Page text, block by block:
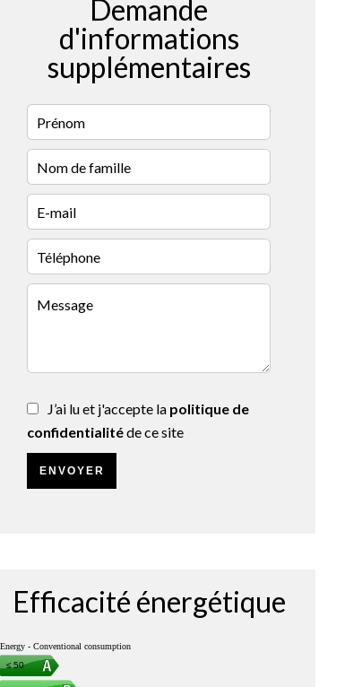
Demande
d'informations
supplémentaires
J’ai lu et j'accepte la politique de
confidentialitéde ce site
ENVOYER
Efficacité énergétique